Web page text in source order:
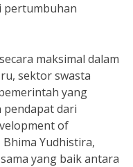
pertumbuhan
maksimal dalam
sektor swasta
yang
pendapat dari
of
Bhima Yudhistira,
yang baik antara